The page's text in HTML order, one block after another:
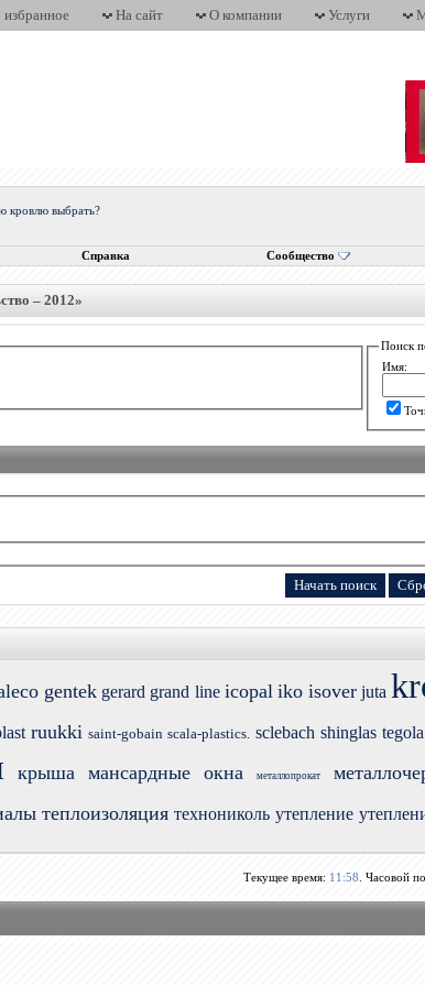
На сайт О компании Услуги
кровлю выбрать?
Справка Сообщество
– 2012»
Поиск
Имя:
gentek gerard grand line icopal iko isover juta
ruukki saint-gobain scala-plastics. sclebach shinglas tegola
крыша мансардные окна металлопрокат
теплоизоляция технониколь утепление
Текущее время: 11:58 . Часовой